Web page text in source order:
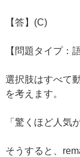
【答】(C)
【問題タイプ：
選択肢はすべて
を考えます。
「驚くほど人気
そうすると、